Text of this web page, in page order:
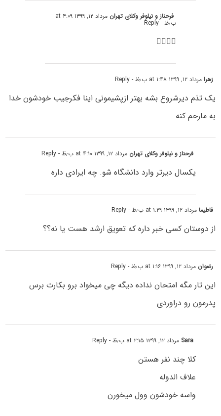
فرحناز و نیلوفر وکلای تهران مرداد ۱۲, ۱۳۹۹ at ۴:۰۹
ب٫ظ - Reply
🤦‍♂️🤦‍♂️
زهرامرداد ۱۲, ۱۳۹۹ at ۱:۴۸ ب٫ظ - Reply
یک تذم دیرشروع بشه بهتر ازپشیمونی اینا فکرجیب خودشون خدا
به مارحم کنه
فرحناز و نیلوفر وکلای تهران مرداد ۱۲, ۱۳۹۹ at ۴:۱۰ ب٫ظ - Reply
یکسال دیرتر وارد دانشگاه شو. چه ایرادی داره
فاطیمامرداد ۱۲, ۱۳۹۹ at ۱:۲۹ ب٫ظ - Reply
از دوستان کسی خبر داره که تعویق ارشد هست یا نه؟؟
رضوان مرداد ۱۲, ۱۳۹۹ at ۱:۱۶ ب٫ظ - Reply
این تار مگه امتحان نداده دیگه چی میخواد برو بکارت برس
پدرمون رو دراوردی
Sara مرداد ۱۲, ۱۳۹۹ at ۲:۱۵ ب٫ظ - Reply
کلا چند نفر هستن
علاف الدوله
واسه خودشون وول میخورن